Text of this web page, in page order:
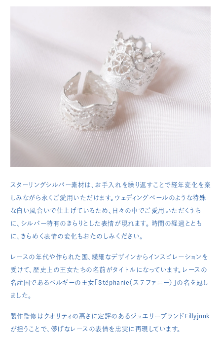
スターリングシルバー素材は、お手入れを繰り返すことで経年変化を楽
しみながら永くご愛用いただけます。ウェディングべールのような特殊
な白い風合いで仕上げているため、日々の中でご愛用いただくうち
に、シルバー特有のきらりとした表情が現れます。 時間の経過ととも
に、きらめく表情の変化もおたのしみください。
レースの年代や作られた国、繊細なデザインからインスピレーションを
受けて、歴史上の王女たちの名前がタイトルになっています。レースの
名産国であるベルギーの王女「Stéphanie（ステファニー）」の名を冠し
ました。
製作監修はクオリティの高さに定評のあるジュエリーブランドFillyjonk
が担うことで、儚げなレースの表情を忠実に再現しています。